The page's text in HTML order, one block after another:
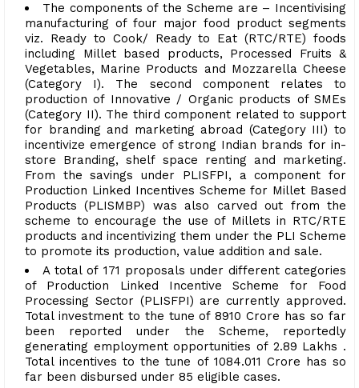
The components of the Scheme are – Incentivising
manufacturing of four major food product segments
viz. Ready to Cook/ Ready to Eat (RTC/RTE) foods
including Millet based products, Processed Fruits &
Vegetables, Marine Products and Mozzarella Cheese
(Category I). The second component relates to
production of Innovative / Organic products of SMEs
(Category II). The third component related to support
for branding and marketing abroad (Category III) to
incentivize emergence of strong Indian brands for in-
store Branding, shelf space renting and marketing.
From the savings under PLISFPI, a component for
Production Linked Incentives Scheme for Millet Based
Products (PLISMBP) was also carved out from the
scheme to encourage the use of Millets in RTC/RTE
products and incentivizing them under the PLI Scheme
to promote its production, value addition and sale.
A total of 171 proposals under different categories
of Production Linked Incentive Scheme for Food
Processing Sector (PLISFPI) are currently approved.
Total investment to the tune of ₹8910 Crore has so far
been reported under the Scheme, reportedly
generating employment opportunities of 2.89 Lakhs .
Total incentives to the tune of ₹1084.011 Crore has so
far been disbursed under 85 eligible cases.